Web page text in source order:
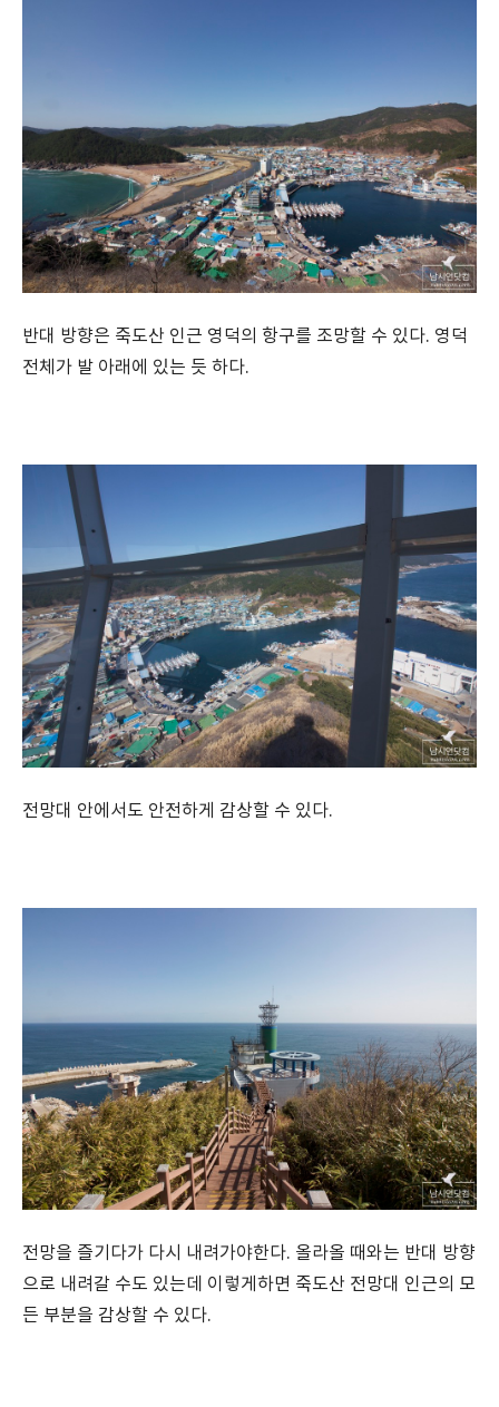
반대 방향은 죽도산 인근 영덕의 항구를 조망할 수 있다. 영덕
전체가 발 아래에 있는 듯 하다.
전망대 안에서도 안전하게 감상할 수 있다.
전망을 즐기다가 다시 내려가야한다. 올라올 때와는 반대 방향
으로 내려갈 수도 있는데 이렇게하면 죽도산 전망대 인근의 모
든 부분을 감상할 수 있다.